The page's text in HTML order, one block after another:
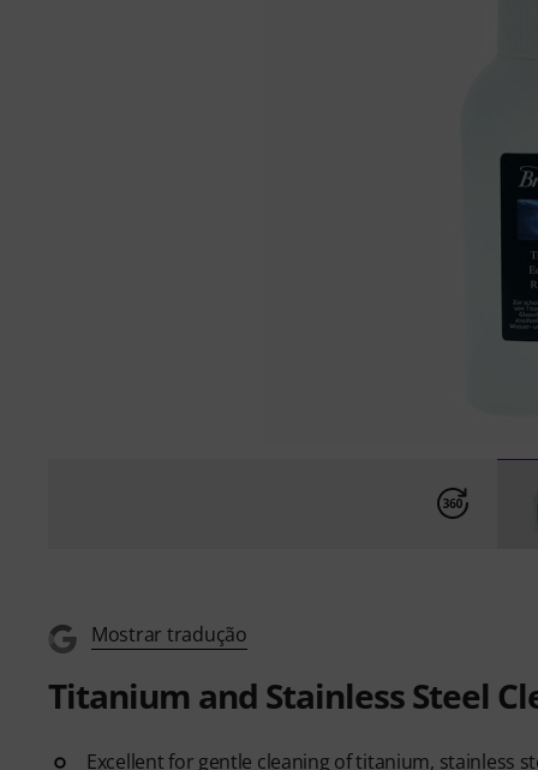
Mostrar tradução
Titanium and Stainless Steel
Excellent for gentle cleaning of titanium, stainless